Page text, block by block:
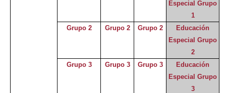
Especial Grupo
1
Grupo 2
Grupo 2 Grupo 2
Educación
Especial Grupo
2
Grupo 3
Grupo 3 Grupo 3
Educación
Especial Grupo
3